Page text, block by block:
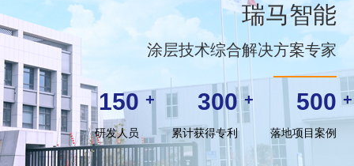
瑞马智能
涂层技术综合解决方案专家
150 +
研发人员
300 +
累计获得专利
500 +
落地项目案例